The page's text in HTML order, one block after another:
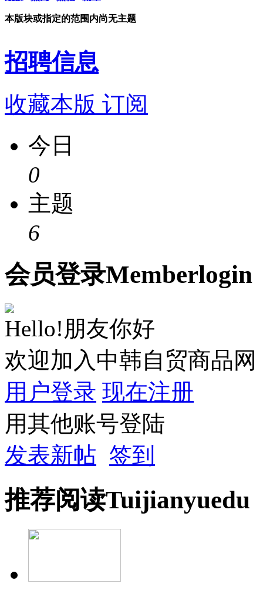
本版块或指定的范围内尚无主题
招聘信息
收藏本版 订阅
今日
0
主题
6
会员登录Memberlogin
Hello!朋友你好
欢迎加入中韩自贸商品网
用户登录 现在注册
用其他账号登陆
发表新帖 签到
推荐阅读Tuijianyuedu